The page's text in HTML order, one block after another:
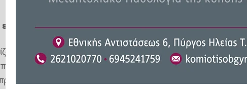
είναι τόσο… παραπλανητικές;
έναν ρόλο — όχι απαραίτητα για να
να δείξουν τον καλύτερό τους εαυτό,
στη σύνδεση.